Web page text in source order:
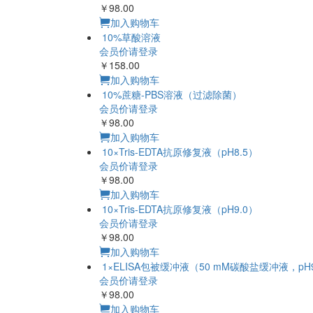
￥98.00
加入购物车
10%草酸溶液
会员价请登录
￥158.00
加入购物车
10%蔗糖-PBS溶液（过滤除菌）
会员价请登录
￥98.00
加入购物车
10×Tris-EDTA抗原修复液（pH8.5）
会员价请登录
￥98.00
加入购物车
10×Tris-EDTA抗原修复液（pH9.0）
会员价请登录
￥98.00
加入购物车
1×ELISA包被缓冲液（50 mM碳酸盐缓冲液，
会员价请登录
￥98.00
加入购物车